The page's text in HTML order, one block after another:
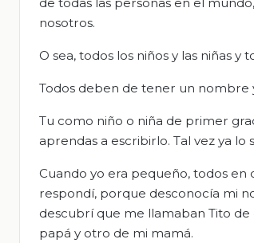
nosotros.
O sea, todos los niños y las niñas
Todos deben de tener un nombre
Tu como niño o niña de primer
aprendas a escribirlo. Tal vez ya lo
Cuando yo era pequeño, todos en
respondí, porque desconocía mi
descubrí que me llamaban Tito
papá y otro de mi mamá.